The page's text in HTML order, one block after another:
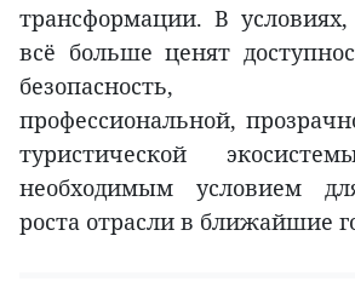
трансформации. В
всё больше ценят
безопасность,
профессиональной,
туристической
необходимым условием
роста отрасли в ближайшие